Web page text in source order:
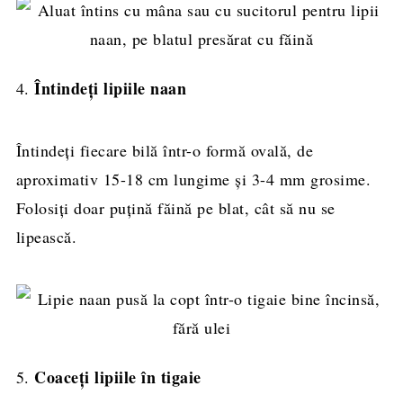
4. Întindeți lipiile naan
Întindeți fiecare bilă într-o formă ovală, de
aproximativ 15-18 cm lungime și 3-4 mm grosime.
Folosiți doar puțină făină pe blat, cât să nu se
lipească.
5. Coaceți lipiile în tigaie